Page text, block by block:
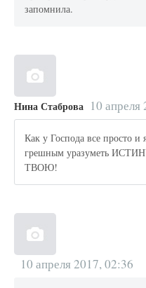
запомнила.
Нина Стаброва 10
Как у Господа все просто
грешным уразуметь
ТВОЮ!
10 апреля 2017, 02:36